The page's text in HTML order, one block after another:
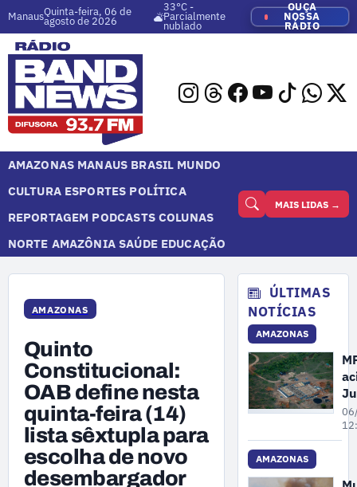
ManausQuinta-feira, 06 de
agosto de 2026
33°C -
Parcialmente
nublado
OUÇA
NOSSA
RÁDIO
AMAZONAS MANAUS BRASIL MUNDO
CULTURA ESPORTES POLÍTICA
REPORTAGEM PODCASTS COLUNAS
NORTE AMAZÔNIA SAÚDE EDUCAÇÃO
MAIS LIDAS →
AMAZONAS
Quinto
Constitucional:
OAB define nesta
quinta-feira (14)
lista sêxtupla para
escolha de novo
desembargador
ÚLTIMAS
NOTÍCIAS
AMAZONAS
AMAZONAS